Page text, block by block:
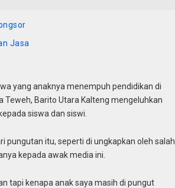
Jasa
yang anaknya menempuh pendidikan di
Teweh, Barito Utara Kalteng mengeluhkan
siswa dan siswi.
itu, seperti di ungkapkan oleh salah
kepada awak media ini.
tapi kenapa anak saya masih di pungut